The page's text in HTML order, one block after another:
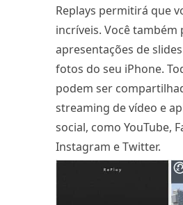
Replays permitirá que
incríveis. Você também
apresentações de
fotos do seu iPhone.
podem ser
streaming de vídeo e
social, como YouTube,
Instagram e Twitter.